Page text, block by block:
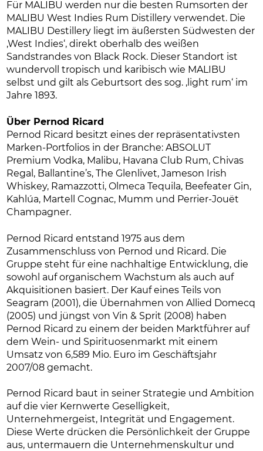
Für MALIBU werden nur die besten Rumsorten der
MALIBU West Indies Rum Distillery verwendet. Die
MALIBU Destillery liegt im äußersten Südwesten der
‚West Indies‘, direkt oberhalb des weißen
Sandstrandes von Black Rock. Dieser Standort ist
wundervoll tropisch und karibisch wie MALIBU
selbst und gilt als Geburtsort des sog. ‚light rum‘ im
Jahre 1893.
Über Pernod Ricard
Pernod Ricard besitzt eines der repräsentativsten
Marken-Portfolios in der Branche: ABSOLUT
Premium Vodka, Malibu, Havana Club Rum, Chivas
Regal, Ballantine’s, The Glenlivet, Jameson Irish
Whiskey, Ramazzotti, Olmeca Tequila, Beefeater Gin,
Kahlúa, Martell Cognac, Mumm und Perrier-Jouët
Champagner.
Pernod Ricard entstand 1975 aus dem
Zusammenschluss von Pernod und Ricard. Die
Gruppe steht für eine nachhaltige Entwicklung, die
sowohl auf organischem Wachstum als auch auf
Akquisitionen basiert. Der Kauf eines Teils von
Seagram (2001), die Übernahmen von Allied Domecq
(2005) und jüngst von Vin & Sprit (2008) haben
Pernod Ricard zu einem der beiden Marktführer auf
dem Wein- und Spirituosenmarkt mit einem
Umsatz von 6,589 Mio. Euro im Geschäftsjahr
2007/08 gemacht.
Pernod Ricard baut in seiner Strategie und Ambition
auf die vier Kernwerte Geselligkeit,
Unternehmergeist, Integrität und Engagement.
Diese Werte drücken die Persönlichkeit der Gruppe
aus, untermauern die Unternehmenskultur und